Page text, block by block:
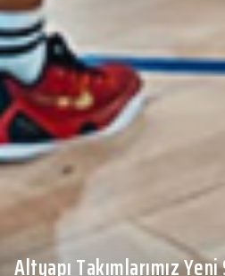
Altyapı Takımlarımız